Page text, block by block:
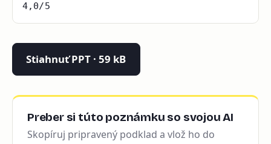
4,0/5
Stiahnuť PPT · 59 kB
Preber si túto poznámku so svojou AI
Skopíruj pripravený podklad a vlož ho do